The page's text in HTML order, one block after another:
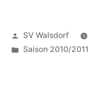
Veröffentlicht
von
SV Walsdorf
Veröffentlicht
Saison 2010/2011